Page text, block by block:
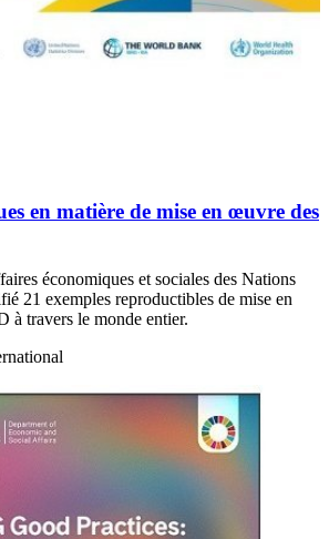
en matière de mise en œuvre des
économiques et sociales des Nations
21 exemples reproductibles de mise en
à travers le monde entier.